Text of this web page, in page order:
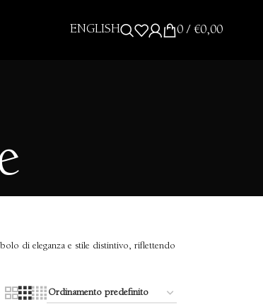
ENGLISH 0/ €0,00
di eleganza e stile distintivo, riflettendo